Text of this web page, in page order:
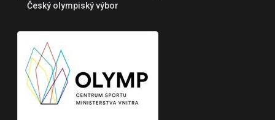
Český olympiský výbor